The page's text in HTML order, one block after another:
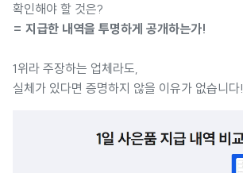
확인해야 할 것은?
= 지급한 내역을 투명하게 공개하는가!
1위라 주장하는 업체라도,
실체가 있다면 증명하지 않을 이유가 없습니다!